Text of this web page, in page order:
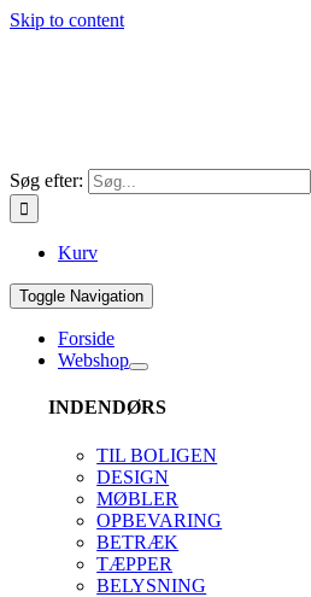
Skip to content
Søg efter:
Kurv
Toggle Navigation
Forside
Webshop
INDENDØRS
TIL BOLIGEN
DESIGN
MØBLER
OPBEVARING
BETRÆK
TÆPPER
BELYSNING